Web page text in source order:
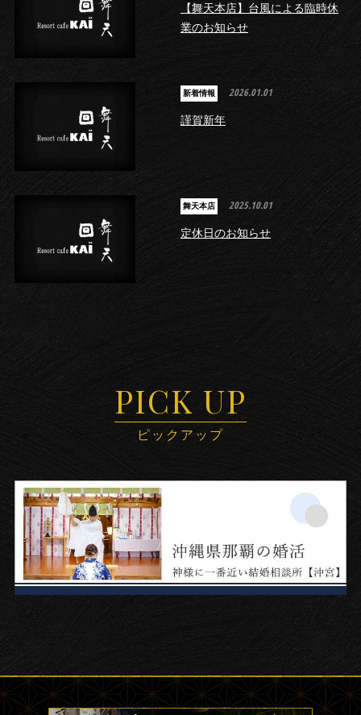
【舞天本店】台風による臨時休
業のお知らせ
新着情報 2026.01.01
謹賀新年
舞天本店 2025.10.01
定休日のお知らせ
PICK UP
ピックアップ